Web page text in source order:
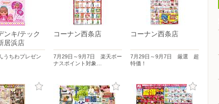
ンキ/テック
居浜店
うちわプレゼン
コーナン西条店
7月29日～9月7日 楽天ボー
ナスポイント対象…
コーナン西条店
7月29日～9月7日 厳選 超
特価！